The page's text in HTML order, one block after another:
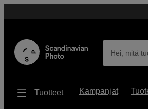
Hei, mitä
Tuotteet Kampanjat